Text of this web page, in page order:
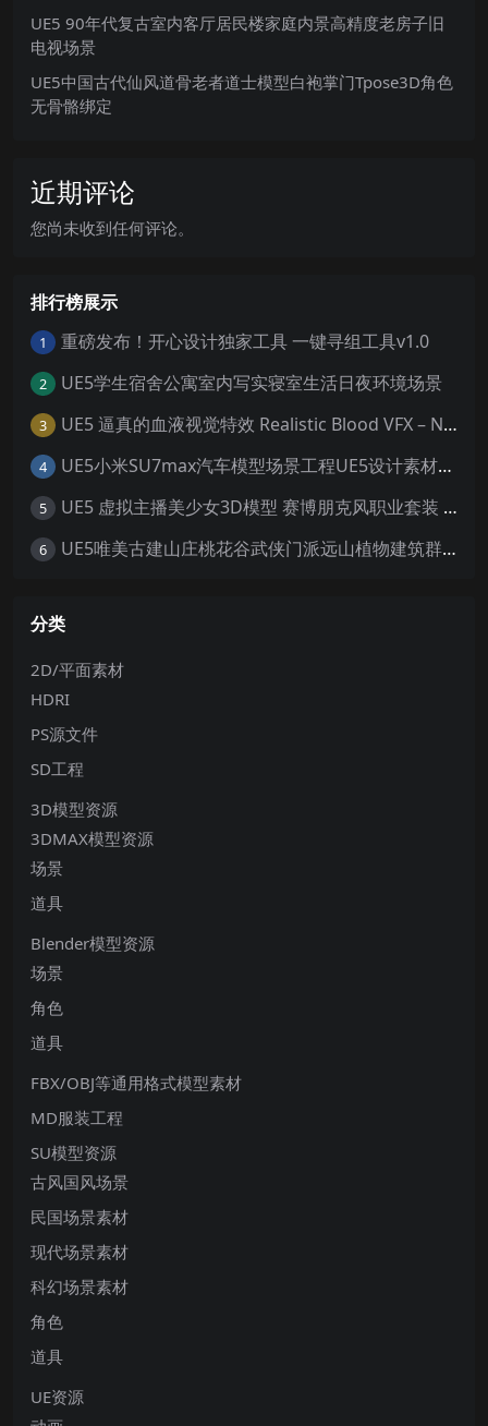
UE5 90年代复古室内客厅居民楼家庭内景高精度老房子旧
电视场景
UE5中国古代仙风道骨老者道士模型白袍掌门Tpose3D角色
无骨骼绑定
近期评论
您尚未收到任何评论。
排行榜展示
1 重磅发布！开心设计独家工具 一键寻组工具v1.0
2 UE5学生宿舍公寓室内写实寝室生活日夜环境场景
3 UE5 逼真的血液视觉特效 Realistic Blood VFX – Niagara Blood Effects
4 UE5小米SU7max汽车模型场景工程UE5设计素材写实风格汽车工程
5 UE5 虚拟主播美少女3D模型 赛博朋克风职业套装 游戏角色素材
6 UE5唯美古建山庄桃花谷武侠门派远山植物建筑群寺庙宫殿场景
分类
2D/平面素材
HDRI
PS源文件
SD工程
3D模型资源
3DMAX模型资源
场景
道具
Blender模型资源
场景
角色
道具
FBX/OBJ等通用格式模型素材
MD服装工程
SU模型资源
古风国风场景
民国场景素材
现代场景素材
科幻场景素材
角色
道具
UE资源